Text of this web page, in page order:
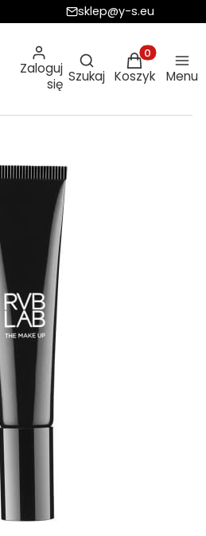
sklep@y-s.eu
Zaloguj
się
Otwórz
Szukaj
Produkty w
Koszyk Menu